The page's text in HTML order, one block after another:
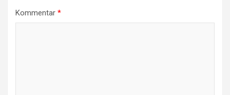
Kommentar *